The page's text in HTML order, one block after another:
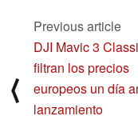
⟨
Previous article
DJI Mavic 3
filtran los precios
europeos un día
lanzamiento